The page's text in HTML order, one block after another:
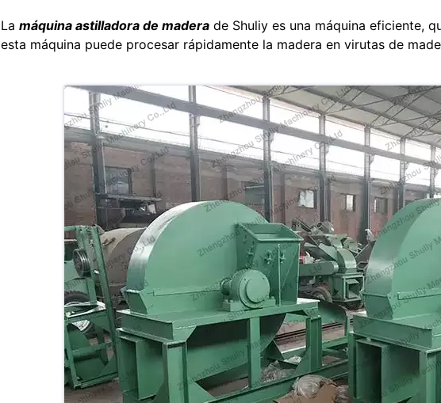
La máquina astilladora de madera de Shuliy es una máquina eficiente,
esta máquina puede procesar rápidamente la madera en virutas de